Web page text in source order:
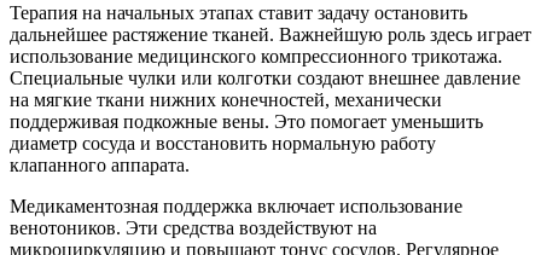
Терапия на начальных этапах ставит задачу остановить
дальнейшее растяжение тканей. Важнейшую роль здесь играет
использование медицинского компрессионного трикотажа.
Специальные чулки или колготки создают внешнее давление
на мягкие ткани нижних конечностей, механически
поддерживая подкожные вены. Это помогает уменьшить
диаметр сосуда и восстановить нормальную работу
клапанного аппарата.
Медикаментозная поддержка включает использование
венотоников. Эти средства воздействуют на
микроциркуляцию и повышают тонус сосудов. Регулярное